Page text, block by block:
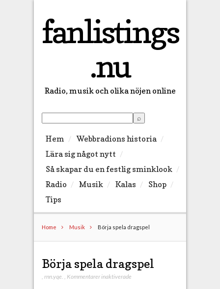
fanlistings
.nu
Radio, musik och olika nöjen online
Hem
Webbradions historia
Lära sig något nytt
Så skapar du en festlig sminklook
Radio
Musik Kalas
Shop
Tips
Home Musik Börja spela dragspel
Börja spela dragspel
rnn.yqe. Kommentarer inaktiverade